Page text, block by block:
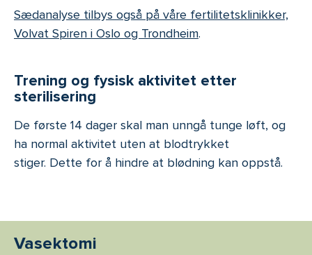
Sædanalyse tilbys også på våre fertilitetsklinikker,
Volvat Spiren i Oslo og Trondheim.
Trening og fysisk aktivitet etter
sterilisering
De første 14 dager skal man unngå tunge løft, og
ha normal aktivitet uten at blodtrykket
stiger. Dette for å hindre at blødning kan oppstå.
Vasektomi